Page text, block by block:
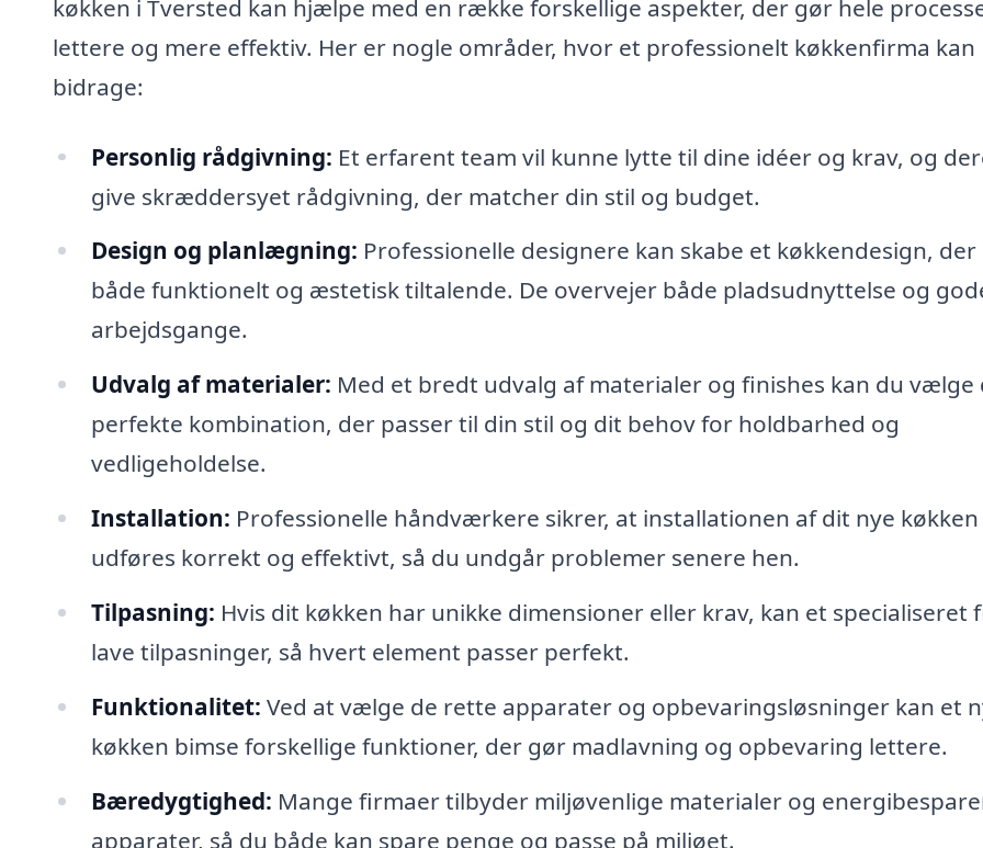
køkken i Tversted kan hjælpe med en række forskellige aspekter, der gør hele
lettere og mere effektiv. Her er nogle områder, hvor et professionelt køkkenfirma kan
bidrage:
Personlig rådgivning: Et erfarent team vil kunne lytte til dine idéer og krav, og
give skræddersyet rådgivning, der matcher din stil og budget.
Design og planlægning: Professionelle designere kan skabe et køkkendesign, der
både funktionelt og æstetisk tiltalende. De overvejer både pladsudnyttelse og
arbejdsgange.
Udvalg af materialer: Med et bredt udvalg af materialer og finishes kan du vælge
perfekte kombination, der passer til din stil og dit behov for holdbarhed og
vedligeholdelse.
Installation: Professionelle håndværkere sikrer, at installationen af dit nye køkken
udføres korrekt og effektivt, så du undgår problemer senere hen.
Tilpasning: Hvis dit køkken har unikke dimensioner eller krav, kan et specialiseret
lave tilpasninger, så hvert element passer perfekt.
Funktionalitet: Ved at vælge de rette apparater og opbevaringsløsninger kan et
køkken bimse forskellige funktioner, der gør madlavning og opbevaring lettere.
Bæredygtighed: Mange firmaer tilbyder miljøvenlige materialer og
apparater, så du både kan spare penge og passe på miljøet.